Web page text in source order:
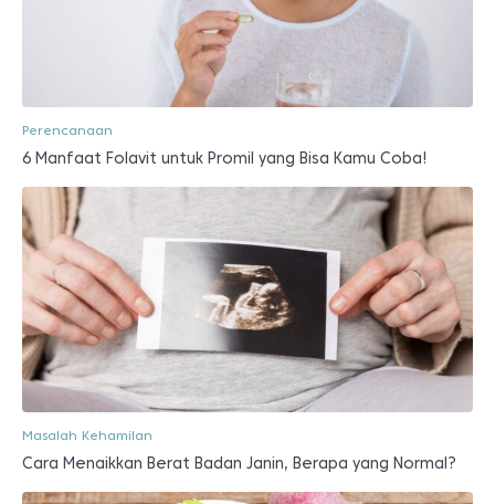
Perencanaan
6 Manfaat Folavit untuk Promil yang Bisa Kamu Coba!
Masalah Kehamilan
Cara Menaikkan Berat Badan Janin, Berapa yang Normal?